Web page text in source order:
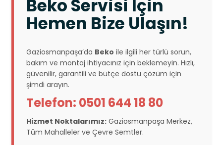
Beko Servisi İçin
Hemen Bize Ulaşın!
Gaziosmanpaşa’da Beko ile ilgili her türlü sorun,
bakım ve montaj ihtiyacınız için beklemeyin. Hızlı,
güvenilir, garantili ve bütçe dostu çözüm için
şimdi arayın.
Telefon: 0501 644 18 80
Hizmet Noktalarımız: Gaziosmanpaşa Merkez,
Tüm Mahalleler ve Çevre Semtler.